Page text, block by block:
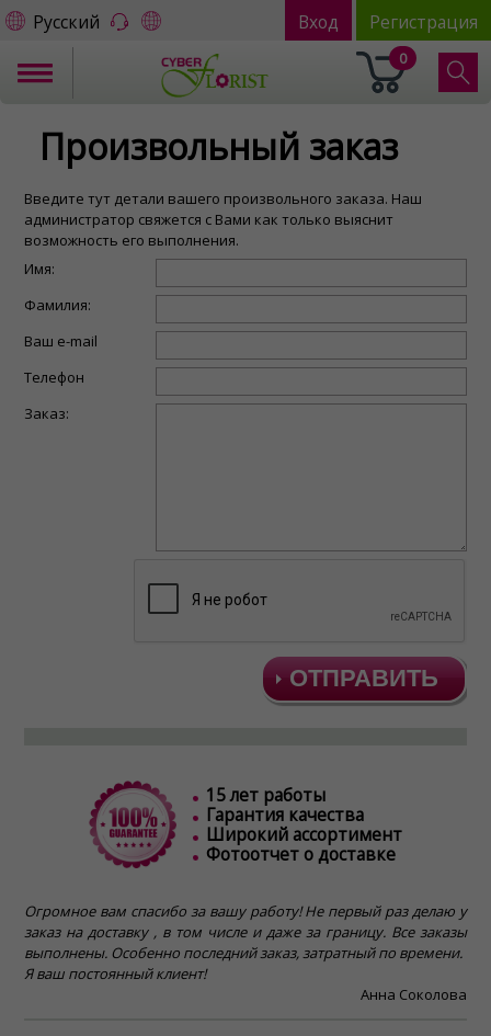
Русский Вход Регистрация
0
Произвольный заказ
Введите тут детали вашего произвольного заказа. Наш
администратор свяжется c Вами как только выяснит
возможность его выполнения.
Имя:
Фамилия:
Ваш e-mail
Телефон
Заказ:
ОТПРАВИТЬ
15 лет работы
Гарантия качества
Широкий ассортимент
Фотоотчет о доставке
Огромное вам спасибо за вашу работу! Не первый раз делаю у
заказ на доставку , в том числе и даже за границу. Все заказы
выполнены. Особенно последний заказ, затратный по времени.
Я ваш постоянный клиент!
Анна Соколова